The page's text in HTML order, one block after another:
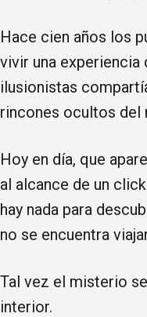
Hace cien años los
vivir una
ilusionistas
rincones ocultos del
Hoy en día, que
al alcance de un
hay nada para
no se encuentra
Tal vez el misterio
interior.